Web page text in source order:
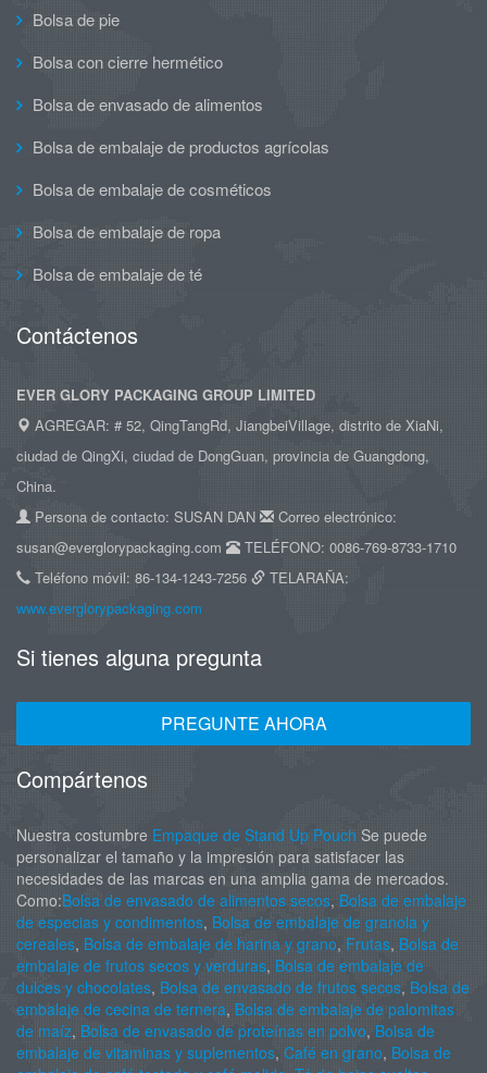
Bolsa de pie
Bolsa con cierre hermético
Bolsa de envasado de alimentos
Bolsa de embalaje de productos agrícolas
Bolsa de embalaje de cosméticos
Bolsa de embalaje de ropa
Bolsa de embalaje de té
Contáctenos
EVER GLORY PACKAGING GROUP LIMITED
AGREGAR: # 52, QingTangRd, JiangbeiVillage, distrito de XiaNi,
ciudad de QingXi, ciudad de DongGuan, provincia de Guangdong,
China.
Persona de contacto: SUSAN DAN
Correo electrónico:
susan@everglorypackaging.com
TELÉFONO: 0086-769-8733-1710
Teléfono móvil: 86-134-1243-7256
TELARAÑA:
www.everglorypackaging.com
Si tienes alguna pregunta
PREGUNTE AHORA
Compártenos
Nuestra costumbre Empaque de Stand Up Pouch Se puede
personalizar el tamaño y la impresión para satisfacer las
necesidades de las marcas en una amplia gama de mercados.
Como:Bolsa de envasado de alimentos secos, Bolsa de embalaje
de especias y condimentos, Bolsa de embalaje de granola y
cereales, Bolsa de embalaje de harina y grano, Frutas, Bolsa de
embalaje de frutos secos y verduras, Bolsa de embalaje de
dulces y chocolates, Bolsa de envasado de frutos secos, Bolsa de
embalaje de cecina de ternera, Bolsa de embalaje de palomitas
de maíz, Bolsa de envasado de proteínas en polvo, Bolsa de
embalaje de vitaminas y suplementos, Café en grano, Bolsa de